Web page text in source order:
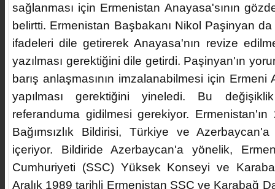
sağlanması için Ermenistan Anayasa'sının
belirtti. Ermenistan Başbakanı Nikol Paşinyan
ifadeleri dile getirerek Anayasa'nın revize
yazılması gerektiğini dile getirdi. Paşinyan'ın
barış anlaşmasının imzalanabilmesi için Ermeni
yapılması gerektiğini yineledi. Bu
referanduma gidilmesi gerekiyor.
Bağımsızlık Bildirisi, Türkiye ve
içeriyor. Bildiride Azerbaycan'a yönelik,
Cumhuriyeti (SSC) Yüksek Konseyi ve
Aralık 1989 tarihli Ermenistan SSC ve Karabağ